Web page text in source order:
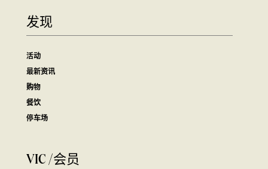
发现
活动
最新资讯
购物
餐饮
停车场
VIC /会员